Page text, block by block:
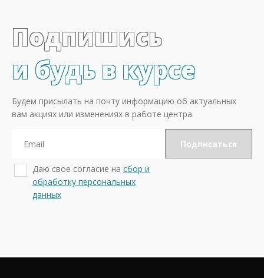
Подпишись
и будь в курсе
Будем присылать на почту информацию об актуальных
вам акциях или изменениях в работе центра.
Даю свое согласие на сбор и
обработку персональных
данных